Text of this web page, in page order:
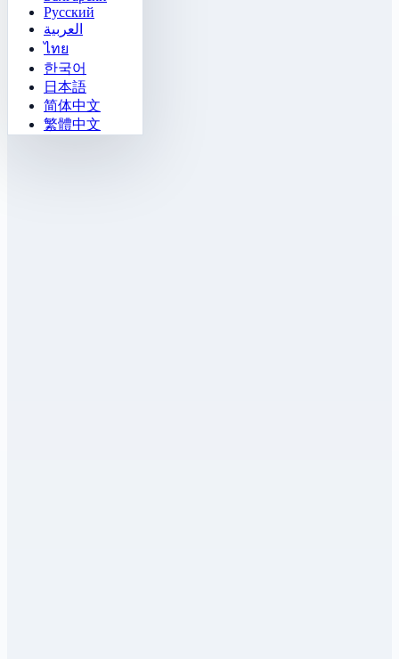
Русский
العربية
ไทย
한국어
日本語
简体中文
繁體中文